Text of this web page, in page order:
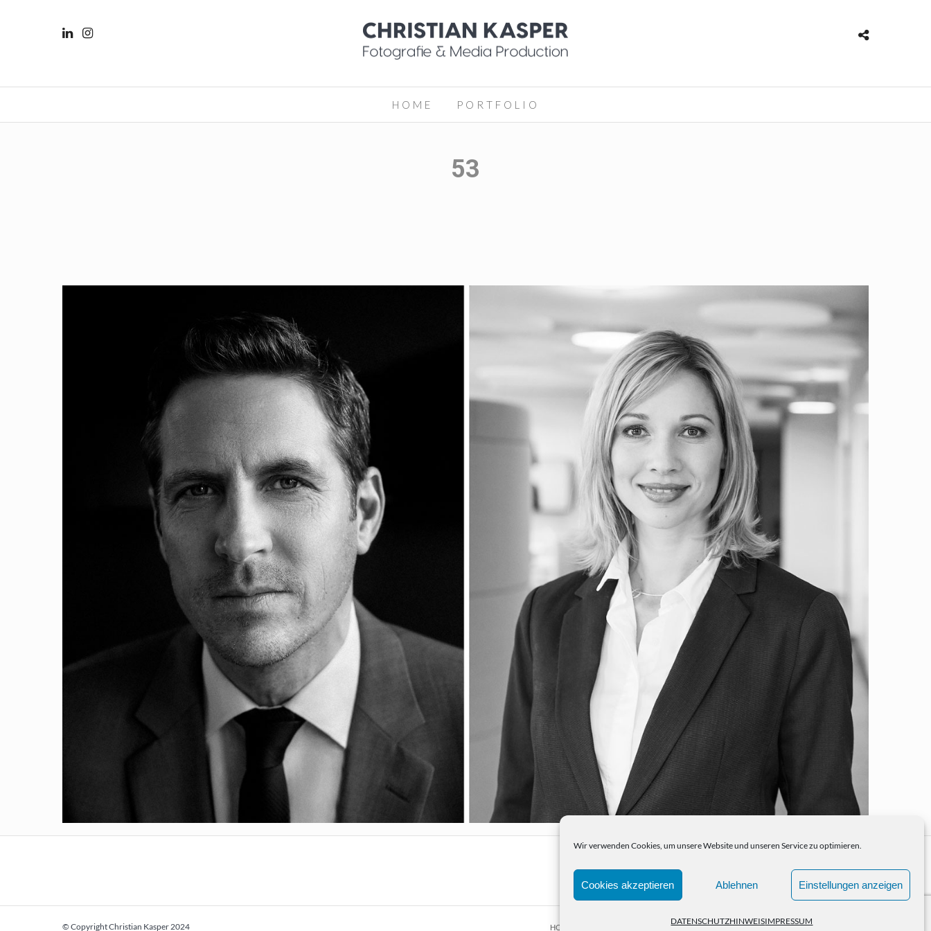
Wir verwenden Cookies, um unsere Website und unseren Service zu optimieren.
Cookies akzeptieren Ablehnen Einstellungen anzeigen
DATENSCHUTZHINWEISIMPRESSUM
HOME PORTFOLIO
53
HOME KONTAKT IMPRESSUM DATENSCHUTZHINWEIS
© Copyright Christian Kasper 2024